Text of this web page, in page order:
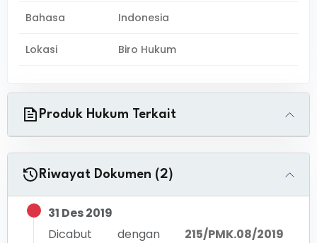
Bahasa Indonesia
Lokasi Biro Hukum
Produk Hukum Terkait
Riwayat Dokumen (2)
31 Des 2019
Dicabut dengan
215/PMK.08/2019